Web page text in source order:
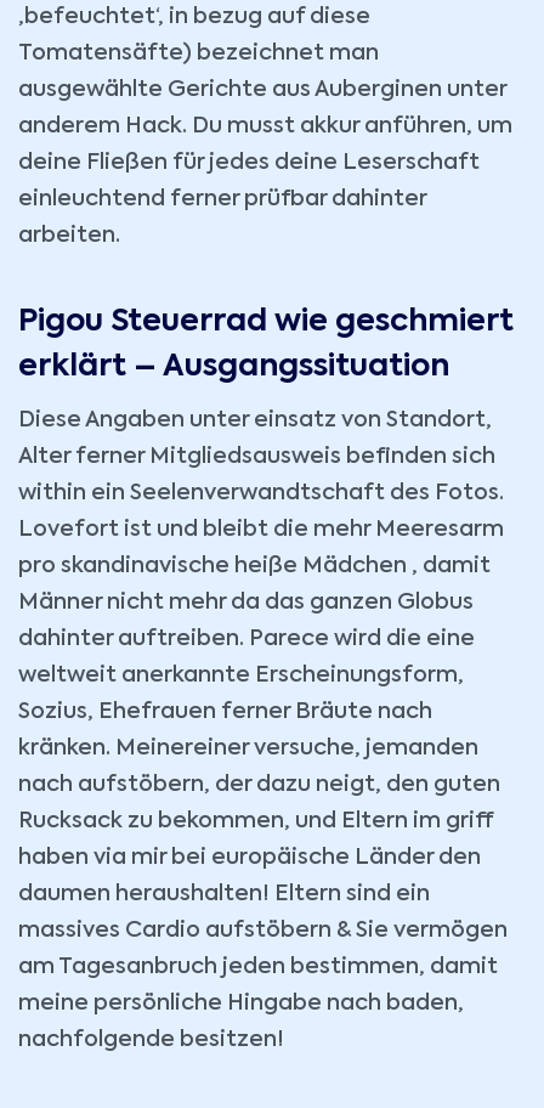
‚befeuchtet‘, in bezug auf diese
Tomatensäfte) bezeichnet man
ausgewählte Gerichte aus Auberginen unter
anderem Hack. Du musst akkur anführen, um
deine Fließen für jedes deine Leserschaft
einleuchtend ferner prüfbar dahinter
arbeiten.
Pigou Steuerrad wie geschmiert
erklärt – Ausgangssituation
Diese Angaben unter einsatz von Standort,
Alter ferner Mitgliedsausweis befinden sich
within ein Seelenverwandtschaft des Fotos.
Lovefort ist und bleibt die mehr Meeresarm
pro skandinavische heiße Mädchen , damit
Männer nicht mehr da das ganzen Globus
dahinter auftreiben. Parece wird die eine
weltweit anerkannte Erscheinungsform,
Sozius, Ehefrauen ferner Bräute nach
kränken. Meinereiner versuche, jemanden
nach aufstöbern, der dazu neigt, den guten
Rucksack zu bekommen, und Eltern im griff
haben via mir bei europäische Länder den
daumen heraushalten! Eltern sind ein
massives Cardio aufstöbern & Sie vermögen
am Tagesanbruch jeden bestimmen, damit
meine persönliche Hingabe nach baden,
nachfolgende besitzen!